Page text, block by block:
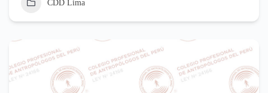
CDD Lima